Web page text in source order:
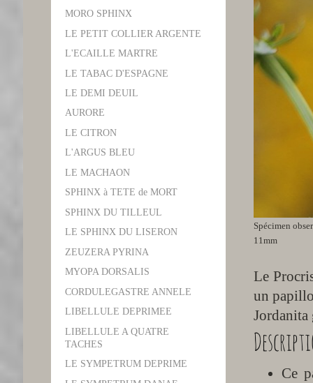
Spécimen
11mm
Le
un
Ce
MORO SPHINX
LE PETIT COLLIER ARGENTE
L'ECAILLE MARTRE
LE TABAC D'ESPAGNE
LE DEMI DEUIL
AURORE
LE CITRON
L'ARGUS BLEU
LE MACHAON
SPHINX à TETE de MORT
SPHINX DU TILLEUL
LE SPHINX DU LISERON
ZEUZERA PYRINA
MYOPA DORSALIS
CORDULEGASTRE ANNELE
LIBELLULE DEPRIMEE
LIBELLULE A QUATRE
TACHES
LE SYMPETRUM DEPRIME